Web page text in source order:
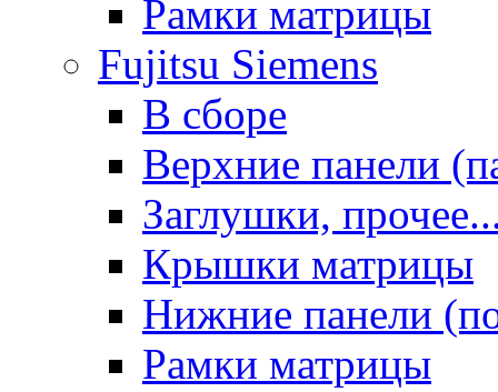
Рамки матрицы
Fujitsu Siemens
В сборе
Верхние панели
Заглушки,
Крышки матрицы
Нижние панели
Рамки матрицы